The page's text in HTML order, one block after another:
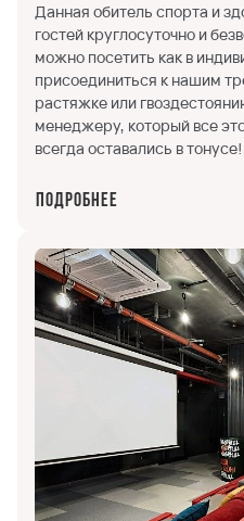
Данная обитель спорта и
гостей круглосуточно и
можно посетить как в
присоединиться к нашим
растяжке или
менеджеру, который все
всегда оставались в
Подробнее